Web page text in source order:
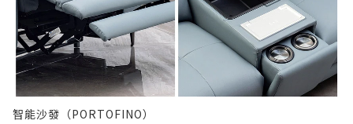
智能沙發（PORTOFINO）